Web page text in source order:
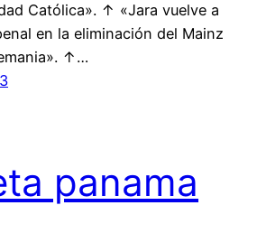
Católica». ↑ «Jara vuelve a
en la eliminación del Mainz
↑…
panama